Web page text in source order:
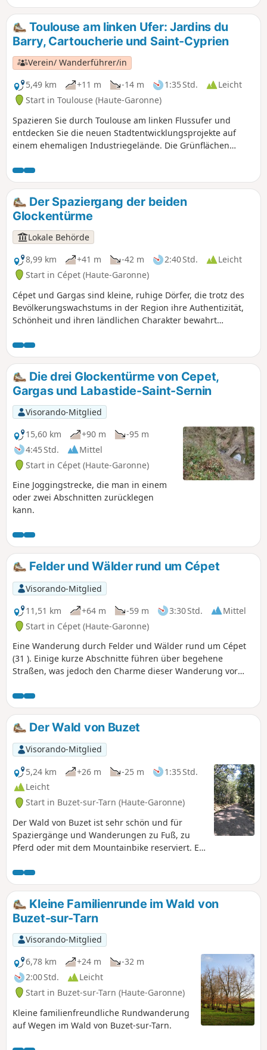
Toulouse am linken Ufer: Jardins du
Barry, Cartoucherie und Saint-Cyprien
Verein/ Wanderführer/in
5,49 km
+11 m -14 m 1:35 Std.
Leicht
Start in Toulouse (Haute-Garonne)
Spazieren Sie durch Toulouse am linken Flussufer und
entdecken Sie die neuen Stadtentwicklungsprojekte auf
einem ehemaligen Industriegelände. Die Grünflächen
Kühle spenden. Die Wege sind sicher und vom Autoverkehr
getrennt. Die Route führt weiter in die Altstadt und endet in
Saint-Cyprien.
Der Spaziergang der beiden
Glockentürme
Lokale Behörde
8,99 km
+41 m -42 m 2:40 Std.
Leicht
Start in Cépet (Haute-Garonne)
Cépet und Gargas sind kleine, ruhige Dörfer, die trotz des
Bevölkerungswachstums in der Region ihre Authentizität,
Schönheit und ihren ländlichen Charakter bewahrt
friedliche Atmosphäre. Bei einem idyllischen Spaziergang
durch die Felder können Sie die reine Landluft atmen und
die Flora und Fauna der Landschaft genießen, die Sie
sicherlich begeistern wird. ACHTUNG: Lesen Sie die
praktischen Informationen.
Die drei Glockentürme von Cepet,
Gargas und Labastide-Saint-Sernin
Visorando-Mitglied
15,60 km
+90 m
-95 m
4:45 Std.
Mittel
Start in Cépet (Haute-Garonne)
Eine Joggingstrecke, die man in einem
oder zwei Abschnitten zurücklegen
kann.
Felder und Wälder rund um Cépet
Visorando-Mitglied
11,51 km
+64 m -59 m 3:30 Std.
Mittel
Start in Cépet (Haute-Garonne)
Eine Wanderung durch Felder und Wälder rund um Cépet
(31 ). Einige kurze Abschnitte führen über begehene
Straßen, was jedoch den Charme dieser Wanderung vor
Der Wald von Buzet
Visorando-Mitglied
5,24 km
+26 m -25 m
1:35 Std.
Leicht
Start in Buzet-sur-Tarn (Haute-Garonne)
Der Wald von Buzet ist sehr schön und für
Spaziergänge und Wanderungen zu Fuß, zu
Pferd oder mit dem Mountainbike reserviert. Er
Jägern geschützt und bietet zahlreiche gut
ausgeschilderte Wege, auf denen man sich
kaum verirren kann. Wir sind auf dem Hinweg
dem Wanderweg gefolgt und auf dem Rückweg
den Reitwegen. Das Haus der Biodiversität
bietet einen unterhaltsamen Zwischenstopp für
Groß und Klein.
Kleine Familienrunde im Wald von
Buzet-sur-Tarn
Visorando-Mitglied
6,78 km
+24 m
-32 m
2:00 Std.
Leicht
Start in Buzet-sur-Tarn (Haute-Garonne)
Kleine familienfreundliche Rundwanderung
auf Wegen im Wald von Buzet-sur-Tarn.